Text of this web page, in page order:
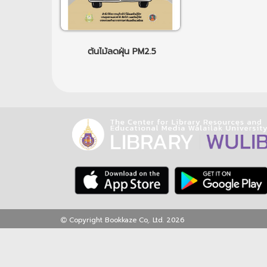
ต้นไม้ลดฝุ่น PM2.5
Copyright Bookkaze Co,. Ltd. 2026